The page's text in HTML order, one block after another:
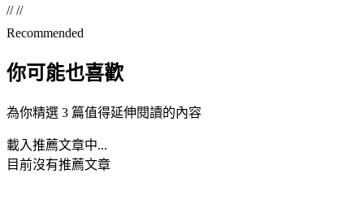
// //
Recommended
你可能也喜歡
為你精選 3 篇值得延伸閱讀的內容
載入推薦文章中...
目前沒有推薦文章